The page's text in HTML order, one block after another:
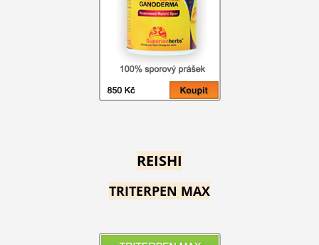
REISHI
TRITERPEN MAX